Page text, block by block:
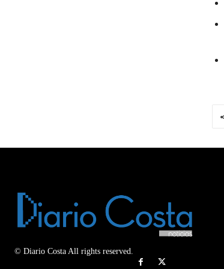
© Diario Costa All rights reserved.